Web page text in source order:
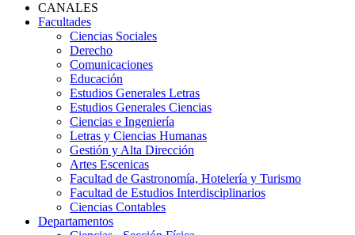
CANALES
Facultades
Ciencias Sociales
Derecho
Comunicaciones
Educación
Estudios Generales Letras
Estudios Generales Ciencias
Ciencias e Ingeniería
Letras y Ciencias Humanas
Gestión y Alta Dirección
Artes Escenicas
Facultad de Gastronomía, Hotelería y Turismo
Facultad de Estudios Interdisciplinarios
Ciencias Contables
Departamentos